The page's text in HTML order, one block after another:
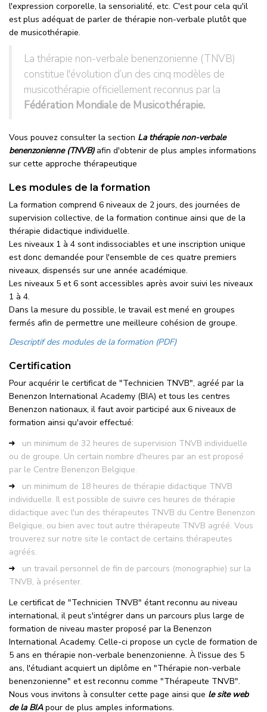
l'expression corporelle, la sensorialité, etc. C'est pour cela qu'il
est plus adéquat de parler de thérapie non-verbale plutôt que
de musicothérapie.
La thérapie non-verbale benenzonienne (TNVB)
constitue l'évolution d’un des cinq modèles de
musicothérapie officiellement reconnus par la
Fédération Mondiale de Musicothérapie.
Vous pouvez consulter la section La thérapie non-verbale
benenzonienne (TNVB)afin d'obtenir de plus amples informations
sur cette approche thérapeutique
Les modules de la formation
La formation comprend 6 niveaux de 2 jours, des journées de
supervision collective, de la formation continue ainsi que de la
thérapie didactique individuelle.
Les niveaux 1 à 4 sont indissociables et une inscription unique
est donc demandée pour l'ensemble de ces quatre premiers
niveaux, dispensés sur une année académique.
Les niveaux 5 et 6 sont accessibles après avoir suivi les niveaux
1 à 4.
Dans la mesure du possible, le travail est mené en groupes
fermés afin de permettre une meilleure cohésion de groupe.
Descriptif des modules de la formation (PDF)
Certification
Pour acquérir le certificat de "Technicien TNVB", agréé par la
Benenzon International Academy (BIA) et tous les centres
Benenzon nationaux, il faut avoir participé aux 6 niveaux de
formation ainsi qu'avoir effectué:
un minimum de 32 heures de supervision TNVB individuelle
ou de groupe. Un certain nombre d'heures par an est proposé
par le Centre Benenzon Belgique.
un minimum de 18 heures de thérapie didactique TNVB
individuelle. Il est possible de suivre ces heures de thérapie
didactique avec l'un des thérapeutes TNVB du Centre Benenzon
Belgique, ou bien avec tout autre thérapeute TNVB agréé. Vous
trouverez sur notre site le contact de certains thérapeutes
agréés.
un travail personnel de fin de parcours (monographie) sur la
TNVB, à présenter.
Le certificat de "Technicien TNVB" étant reconnu au niveau
international, il peut s'intégrer dans un parcours plus large de
formation de niveau master proposé par la Benenzon
International Academy. Celle-ci propose un cycle de formation de
5 ans en thérapie non-verbale benenzonienne. À l'issue des 5
ans, l'étudiant acquiert un diplôme en "Thérapie non-verbale
benenzonienne" et est reconnu comme "Thérapeute TNVB".
Nous vous invitons à consulter cette page ainsi que le site web
de la BIApour de plus amples informations.